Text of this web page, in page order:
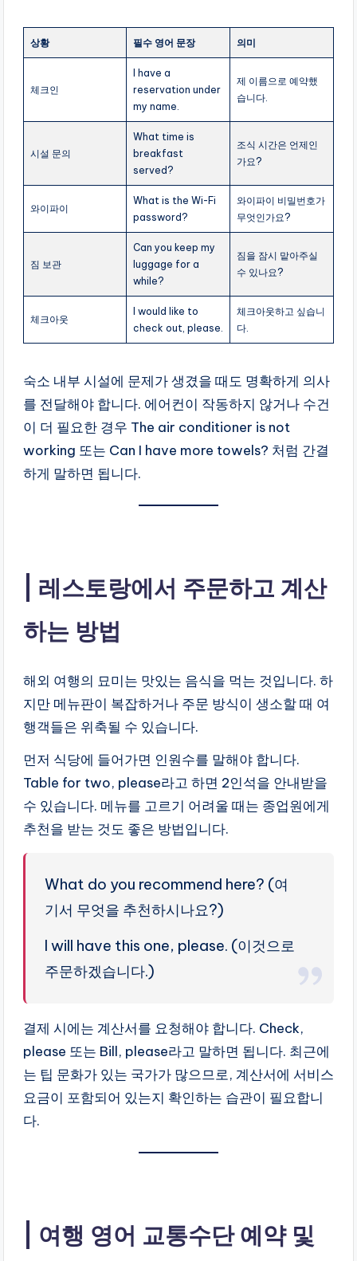
상황 필수 영어 문장 의미
체크인
I have a
reservation under
my name.
제 이름으로 예약했
습니다.
시설 문의
What time is
breakfast
served?
조식 시간은 언제인
가요?
와이파이
What is the Wi-Fi
password?
와이파이 비밀번호가
무엇인가요?
짐 보관
Can you keep my
luggage for a
while?
짐을 잠시 맡아주실
수 있나요?
체크아웃
I would like to
check out, please.
체크아웃하고 싶습니
다.
숙소 내부 시설에 문제가 생겼을 때도 명확하게 의사
를 전달해야 합니다. 에어컨이 작동하지 않거나 수건
이 더 필요한 경우 The air conditioner is not
working 또는 Can I have more towels? 처럼 간결
하게 말하면 됩니다.
레스토랑에서 주문하고 계산
하는 방법
해외 여행의 묘미는 맛있는 음식을 먹는 것입니다. 하
지만 메뉴판이 복잡하거나 주문 방식이 생소할 때 여
행객들은 위축될 수 있습니다.
먼저 식당에 들어가면 인원수를 말해야 합니다.
Table for two, please라고 하면 2인석을 안내받을
수 있습니다. 메뉴를 고르기 어려울 때는 종업원에게
추천을 받는 것도 좋은 방법입니다.
What do you recommend here? (여
기서 무엇을 추천하시나요?)
I will have this one, please. (이것으로
주문하겠습니다.)
결제 시에는 계산서를 요청해야 합니다. Check,
please 또는 Bill, please라고 말하면 됩니다. 최근에
는 팁 문화가 있는 국가가 많으므로, 계산서에 서비스
요금이 포함되어 있는지 확인하는 습관이 필요합니
다.
여행 영어 교통수단 예약 및